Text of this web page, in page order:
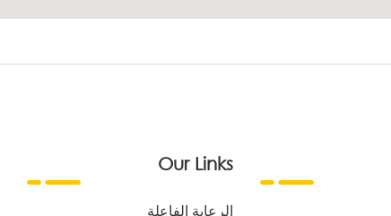
Our Links
الرعاية الفاعلة